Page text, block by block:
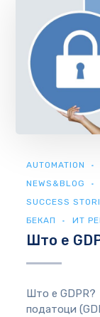
AUTOMATION
NEWS&BLOG
SUCCESS
БЕКАП
ИТ
Што е
Што е GDPR?
податоци